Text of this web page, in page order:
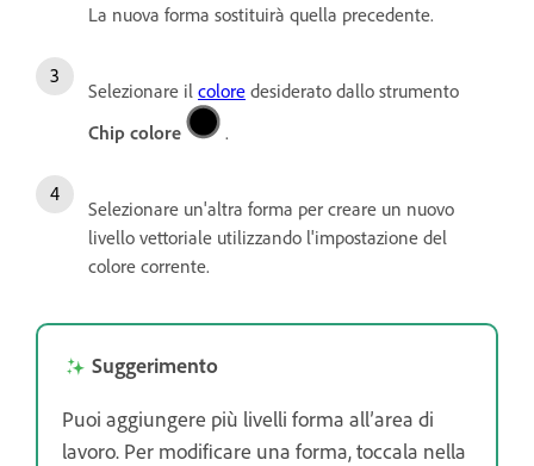
La nuova forma sostituirà quella precedente.
Selezionare il colore desiderato dallo strumento
Chip colore
.
Selezionare un'altra forma per creare un nuovo
livello vettoriale utilizzando l'impostazione del
colore corrente.
Suggerimento
Puoi aggiungere più livelli forma all’area di
lavoro. Per modificare una forma, toccala nella